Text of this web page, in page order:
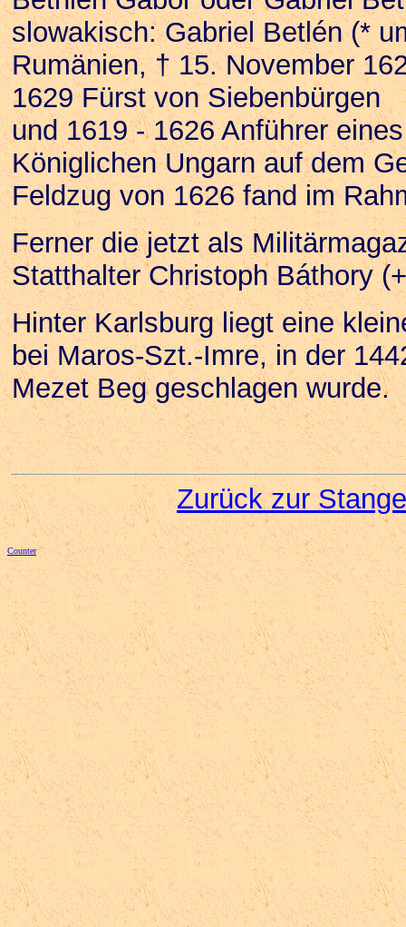
slowakisch: Gabriel Betlén (*
Rumänien, † 15. November
1629 Fürst von Siebenbürgen
und 1619 - 1626 Anführer
Königlichen Ungarn auf dem
Feldzug von 1626 fand im
Ferner die jetzt als
Statthalter Christoph Báthory
Hinter Karlsburg liegt eine
bei Maros-Szt.-Imre, in der
Mezet Beg geschlagen wurde.
Zurück zur
Counter